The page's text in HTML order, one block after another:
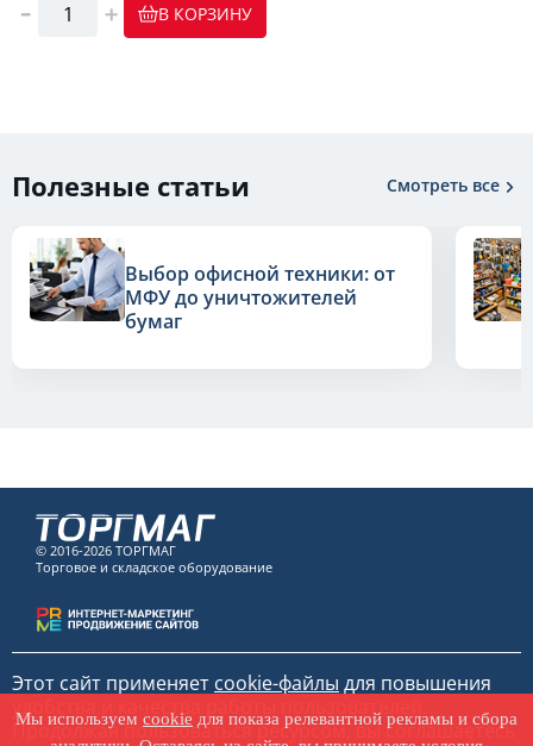
В КОРЗИНУ
Полезные статьи Смотреть все
Выбор офисной техники: от
МФУ до уничтожителей
бумаг
© 2016-2026 ТОРГМАГ
Торговое и складское оборудование
Этот сайт применяет cookie-файлы для повышения
удобства и качества работы пользователей.
Продолжая пользоваться ресурсом, вы соглашаетесь
Мы используем cookie для показа релевантной рекламы и сбора